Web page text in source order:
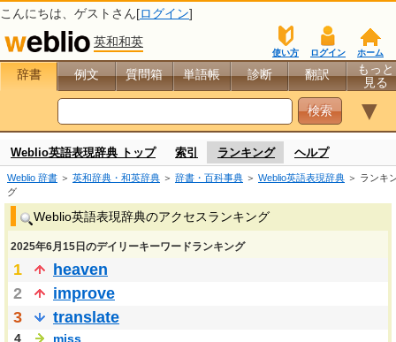
こんにちは、 ゲスト さん[ログイン]
英和和英
ホーム
ログイン
使い方
辞書 例文 質問箱 単語帳 診断 翻訳
もっと
見る
▼
Weblio英語表現辞典 トップ 索引 ランキング ヘルプ
Weblio 辞書 ＞ 英和辞典・和英辞典 ＞ 辞書・百科事典 ＞ Weblio英語表現辞典 ＞ ランキ
グ
Weblio英語表現辞典のアクセスランキング
2025年6月15日のデイリーキーワードランキング
1
heaven
2
improve
3
translate
4
miss